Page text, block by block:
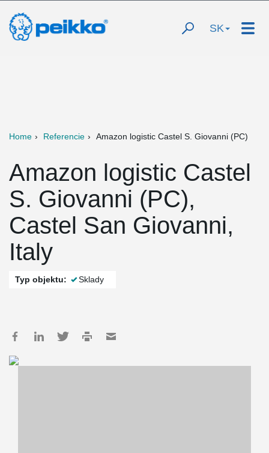
SK
Home Referencie Amazon logistic Castel S. Giovanni (PC)
Amazon logistic Castel
S. Giovanni (PC),
Castel San Giovanni,
Italy
Typ objektu: Sklady